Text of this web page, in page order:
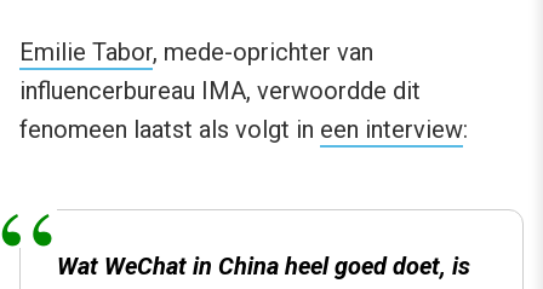
Emilie Tabor, mede-oprichter van
influencerbureau IMA, verwoordde dit
fenomeen laatst als volgt in een interview:
Wat WeChat in China heel goed doet, is